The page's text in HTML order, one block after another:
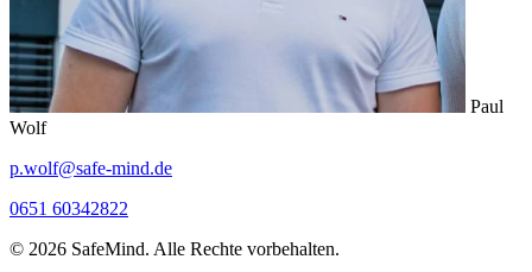
Paul
Wolf
p.wolf@safe-mind.de
0651 60342822
© 2026 SafeMind. Alle Rechte vorbehalten.